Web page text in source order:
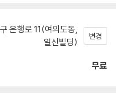
은행로 11(여의도동,
일신빌딩)
변경
무료